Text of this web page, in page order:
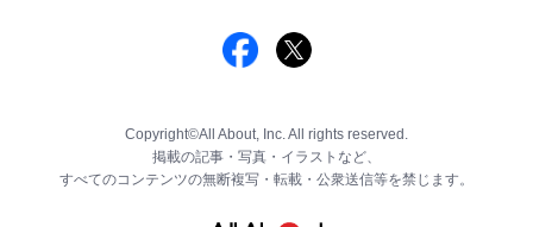
Copyright©All About, Inc. All rights reserved.
掲載の記事・写真・イラストなど、
すべてのコンテンツの無断複写・転載・公衆送信等を禁じます。